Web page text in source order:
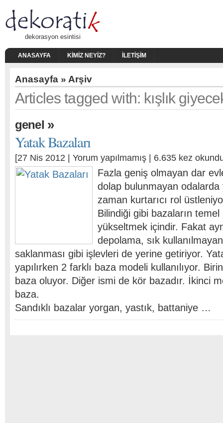
dekorasyon esintisi
ANASAYFA KIMIZ NEYIZ? İLETIŞIM
Anasayfa » Arşiv
Articles tagged with: kışlık
genel »
Yatak Bazaları
[27 Nis 2012 | Yorum yapılmamış | 6.635 kez
Fazla geniş olmayan dar
dolap bulunmayan odalarda
zaman kurtarıcı rol
Bilindiği gibi bazaların
yükseltmek içindir. Fakat
depolama, sık
saklanması gibi işlevleri de yerine getiriyor.
yapılırken 2 farklı baza modeli kullanılıyor.
baza oluyor. Diğer ismi de kör bazadır. İkinci
baza.
Sandıklı bazalar yorgan, yastık, battaniye …